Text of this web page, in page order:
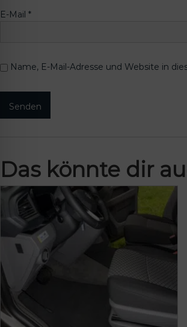
E-Mail *
Name, E-Mail-Adresse und Website in
Das könnte dir